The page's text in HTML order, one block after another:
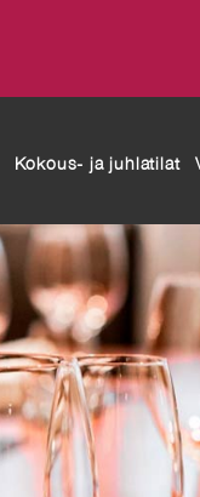
Kokous- ja juhlatilat